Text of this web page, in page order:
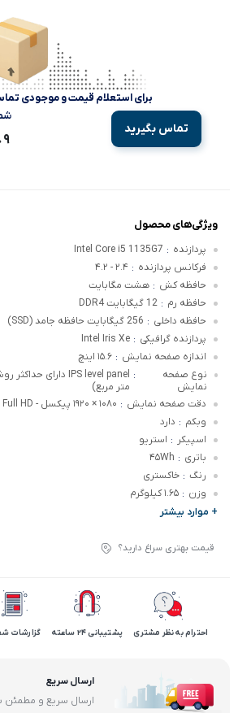
برای استعلام قیمت و موجودی
تماس بگیرید
ویژگی‌های محصول
پردازنده :
Intel Core i5 1135G7
فرکانس پردازنده : ۲.۴ - ۴.۲
حافظه کش : هشت مگابایت
حافظه رم : 12 گیگابایت DDR4
حافظه داخلی : 256 گیگابایت حافظه جامد (SSD)
پردازنده گرافیکی :
Intel Iris Xe
اندازه صفحه نمایش : ۱۵.۶ اینچ
نوع صفحه
نمایش
:
متر مربع)
دقت صفحه نمایش : ۱۰۸۰ × ۱۹۲۰ پیکسل - Full HD
وبکم : دارد
اسپیکر : استریو
باتری : ۴۵Wh
رنگ : خاکستری
وزن : ۱.۶۵ کیلوگرم
+ موارد بیشتر
قیمت بهتری سراغ دارید؟
احترام به نظر مشتری پشتیبانی 24 ساعته گزارشات
ارسال سریع
ارسال سریع و مطمئن